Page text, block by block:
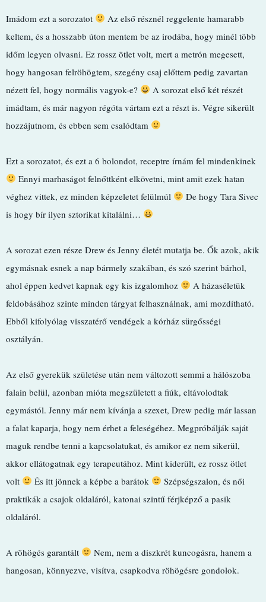
Imádom ezt a sorozatot
Az első résznél reggelente hamarabb
keltem, és a hosszabb úton mentem be az irodába, hogy minél több
időm legyen olvasni. Ez rossz ötlet volt, mert a metrón megesett,
hogy hangosan felröhögtem, szegény csaj előttem pedig zavartan
nézett fel, hogy normális vagyok-e?
A sorozat első két részét
imádtam, és már nagyon régóta vártam ezt a részt is. Végre sikerült
hozzájutnom, és ebben sem csalódtam
Ezt a sorozatot, és ezt a 6 bolondot, receptre írnám fel mindenkinek
Ennyi marhaságot felnőttként elkövetni, mint amit ezek hatan
véghez vittek, ez minden képzeletet felülmúl
De hogy Tara Sivec
is hogy bír ilyen sztorikat kitalálni…
A sorozat ezen része Drew és Jenny életét mutatja be. Ők azok, akik
egymásnak esnek a nap bármely szakában, és szó szerint bárhol,
ahol éppen kedvet kapnak egy kis izgalomhoz
A házaséletük
feldobásához szinte minden tárgyat felhasználnak, ami mozdítható.
Ebből kifolyólag visszatérő vendégek a kórház sürgősségi
osztályán.
Az első gyerekük születése után nem változott semmi a hálószoba
falain belül, azonban mióta megszületett a fiúk, eltávolodtak
egymástól. Jenny már nem kívánja a szexet, Drew pedig már lassan
a falat kaparja, hogy nem érhet a feleségéhez. Megpróbálják saját
maguk rendbe tenni a kapcsolatukat, és amikor ez nem sikerül,
akkor ellátogatnak egy terapeutához. Mint kiderült, ez rossz ötlet
volt
És itt jönnek a képbe a barátok
Szépségszalon, és női
praktikák a csajok oldaláról, katonai szintű férjképző a pasik
oldaláról.
A röhögés garantált
Nem, nem a diszkrét kuncogásra, hanem a
hangosan, könnyezve, visítva, csapkodva röhögésre gondolok.